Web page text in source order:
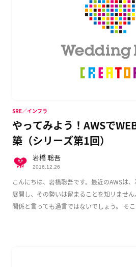
やってみよう！AWSで
築（シリーズ第1回）
こんにちは、岩橋聡吾です。最近のAWSは
展開し、その勢いは留まることを知リませ
関係と言っても過言ではないでしょう。 そ
SRE／インフラ
岩橋 聡吾
2016.12.26